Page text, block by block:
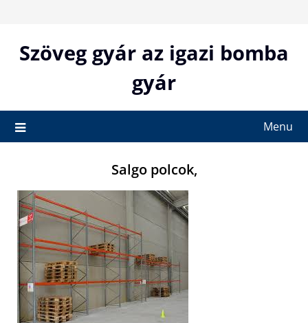
contentSzöveg gyár az igazi bomba
gyár
Menu
Salgo polcok,